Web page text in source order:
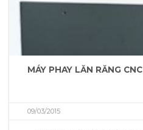
MÁY PHAY LĂN RĂNG CNC
09/03/2015